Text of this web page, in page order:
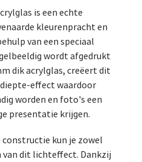
is een echte
kleurenpracht en
van een speciaal
wordt afgedrukt
dik acrylglas, creëert dit
effect waardoor
worden en foto's een
presentatie krijgen.
constructie kun je zowel
dit lichteffect. Dankzij